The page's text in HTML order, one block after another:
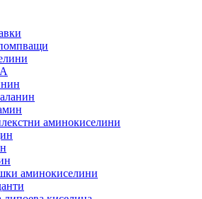
аминокиселини
аминокиселини